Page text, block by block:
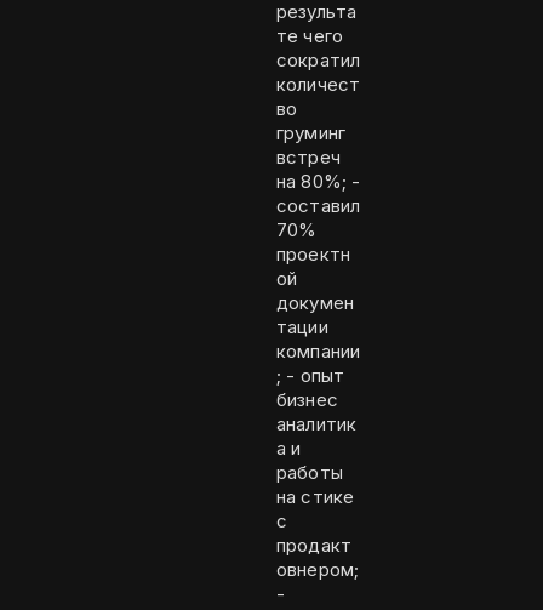
результа
те чего
сократил
количест
во
груминг
встреч
на 80%; -
составил
70%
проектн
ой
докумен
тации
компании
; - опыт
бизнес
аналитик
а и
работы
на стике
с
продакт
овнером;
​​​​​​​-